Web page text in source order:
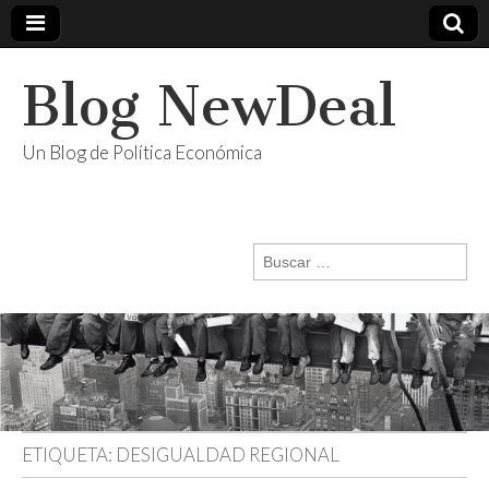
Blog NewDeal
Un Blog de Política Económica
Buscar:
ETIQUETA: DESIGUALDAD REGIONAL